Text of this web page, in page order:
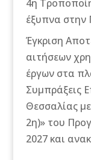
4η
έξυπνα στην
Έγκριση
αιτήσεων
έργων στα
Συμπράξεις
Θεσσαλίας
2η)» του
2027 και